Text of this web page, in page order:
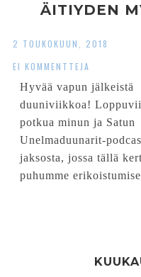
ÄITIYDEN
2 TOUKOKUUN, 2018
EI KOMMENTTEJA
Hyvää vapun jälkeistä
duuniviikkoa!
potkua minun ja Satun
Unelmaduunarit-
jaksosta, jossa tällä
puhumme